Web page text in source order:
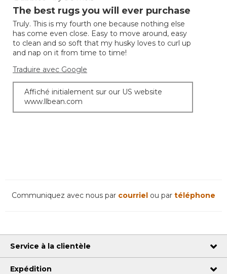
5
sur
5.
étoile(s)
5.
The best rugs you will ever purchase
Truly. This is my fourth one because nothing else
has come even close. Easy to move around, easy
to clean and so soft that my husky loves to curl up
and nap on it from time to time!
Traduire avec Google
Affiché initialement sur our US website
www.llbean.com
Communiquez avec nous par courriel ou par téléphone
Service à la clientèle
Expédition